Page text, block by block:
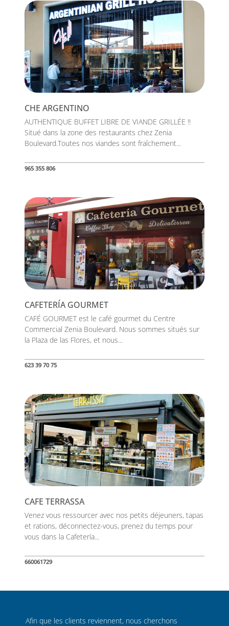
CHE ARGENTINO
AUTHENTIQUE BUFFET LIBRE DE VIANDE GRILLÉE !!
Situé dans la zone des restaurants chez Zenia
Boulevard.Toutes nos viandes sont fraîchement...
965 355 806
CAFETERÍA GOURMET
CAFÉ GOURMET est le café gourmet du Centre
Commercial Zenia Boulevard. Nous sommes situés sur
la Plaza de las Flores, et nous...
623 39 70 75
CAFE TERRASSA
Venez vous ressourcer avec nos petits déjeuners, tapas
et rations, déconnectez-vous, prenez du temps pour
vous dans la Cafetería...
660061729
Afin que les clients reviennent, nous cherchons